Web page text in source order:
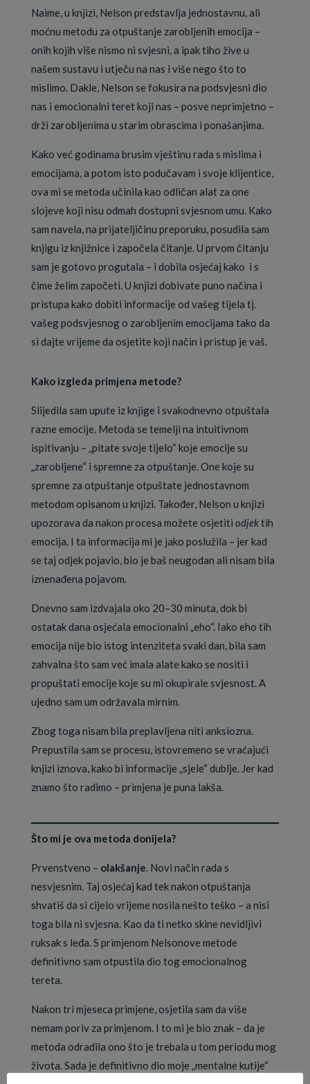
Naime, u knjizi, Nelson predstavlja jednostavnu, ali
moćnu metodu za otpuštanje zarobljenih emocija –
onih kojih više nismo ni svjesni, a ipak tiho žive u
našem sustavu i utječu na nas i više nego što to
mislimo. Dakle, Nelson se fokusira na podsvjesni dio
nas i emocionalni teret koji nas – posve neprimjetno –
drži zarobljenima u starim obrascima i ponašanjima.
Kako već godinama brusim vještinu rada s mislima i
emocijama, a potom isto podučavam i svoje klijentice,
ova mi se metoda učinila kao odličan alat za one
slojeve koji nisu odmah dostupni svjesnom umu. Kako
sam navela, na prijateljičinu preporuku, posudila sam
knjigu iz knjižnice i započela čitanje. U prvom čitanju
sam je gotovo progutala – i dobila osjećaj kako i s
čime želim započeti. U knjizi dobivate puno načina i
pristupa kako dobiti informacije od vašeg tijela tj.
vašeg podsvjesnog o zarobljenim emocijama tako da
si dajte vrijeme da osjetite koji način i pristup je vaš.
Kako izgleda primjena metode?
Slijedila sam upute iz knjige i svakodnevno otpuštala
razne emocije. Metoda se temelji na intuitivnom
ispitivanju – „pitate svoje tijelo“ koje emocije su
„zarobljene“ i spremne za otpuštanje. One koje su
spremne za otpuštanje otpuštate jednostavnom
metodom opisanom u knjizi. Također, Nelson u knjizi
upozorava da nakon procesa možete osjetiti odjektih
emocija. I ta informacija mi je jako poslužila – jer kad
se taj odjek pojavio, bio je baš neugodan ali nisam bila
iznenađena pojavom.
Dnevno sam izdvajala oko 20–30 minuta, dok bi
ostatak dana osjećala emocionalni „eho“. Iako eho tih
emocija nije bio istog intenziteta svaki dan, bila sam
zahvalna što sam već imala alate kako se nositi i
propuštati emocije koje su mi okupirale svjesnost. A
ujedno sam um održavala mirnim.
Zbog toga nisam bila preplavljena niti anksiozna.
Prepustila sam se procesu, istovremeno se vraćajući
knjizi iznova, kako bi informacije „sjele“ dublje. Jer kad
znamo što radimo – primjena je puna lakša.
Što mi je ova metoda donijela?
Prvenstveno – olakšanje. Novi način rada s
nesvjesnim. Taj osjećaj kad tek nakon otpuštanja
shvatiš da si cijelo vrijeme nosila nešto teško – a nisi
toga bila ni svjesna. Kao da ti netko skine nevidljivi
ruksak s leđa. S primjenom Nelsonove metode
definitivno sam otpustila dio tog emocionalnog
tereta.
Nakon tri mjeseca primjene, osjetila sam da više
nemam poriv za primjenom. I to mi je bio znak – da je
metoda odradila ono što je trebala u tom periodu mog
života. Sada je definitivno dio moje „mentalne kutije“